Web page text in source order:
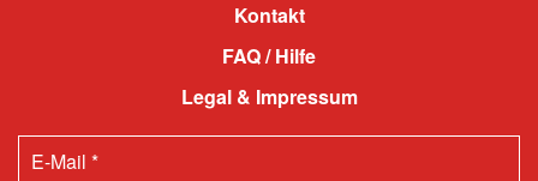
Kontakt
FAQ / Hilfe
Legal & Impressum